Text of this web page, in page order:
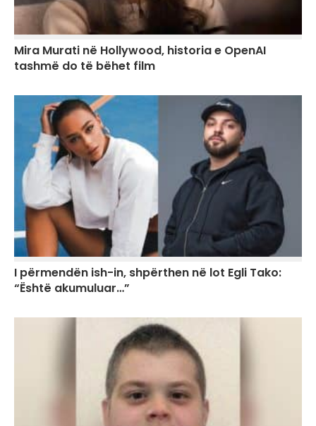
Mira Murati në Hollywood, historia e OpenAI
tashmë do të bëhet film
I përmendën ish-in, shpërthen në lot Egli Tako:
“Është akumuluar…”